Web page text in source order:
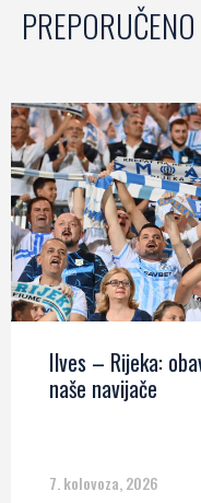
PREPORUČENO
Ilves – Rijeka:
naše navijače
7. kolovoza, 2026